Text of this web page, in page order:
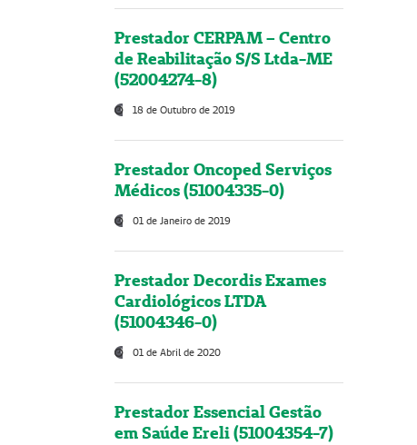
Prestador CERPAM – Centro
de Reabilitação S/S Ltda-ME
(52004274-8)
18 de Outubro de 2019
Prestador Oncoped Serviços
Médicos (51004335-0)
01 de Janeiro de 2019
Prestador Decordis Exames
Cardiológicos LTDA
(51004346-0)
01 de Abril de 2020
Prestador Essencial Gestão
em Saúde Ereli (51004354-7)